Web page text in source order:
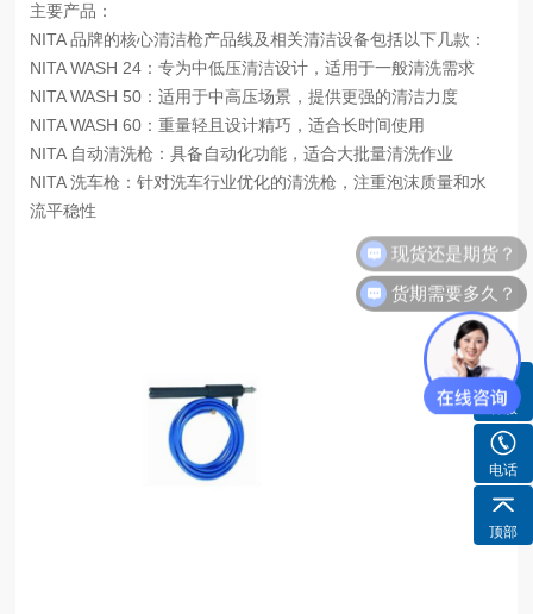
主要产品：
NITA 品牌的核心清洁枪产品线及相关清洁设备包括以下几款：
NITA WASH 24：专为中低压清洁设计，适用于一般清洗需求
NITA WASH 50：适用于中高压场景，提供更强的清洁力度
NITA WASH 60：重量轻且设计精巧，适合长时间使用
NITA 自动清洗枪：具备自动化功能，适合大批量清洗作业
NITA 洗车枪：针对洗车行业优化的清洗枪，注重泡沫质量和水
流平稳性
客服
电话
顶部
现货还是期货？
货期需要多久？